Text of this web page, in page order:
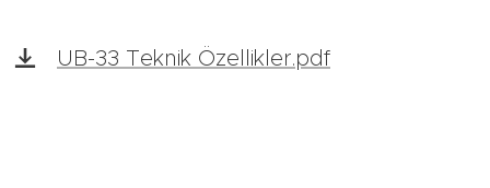
UB-33 Teknik Özellikler.pdf